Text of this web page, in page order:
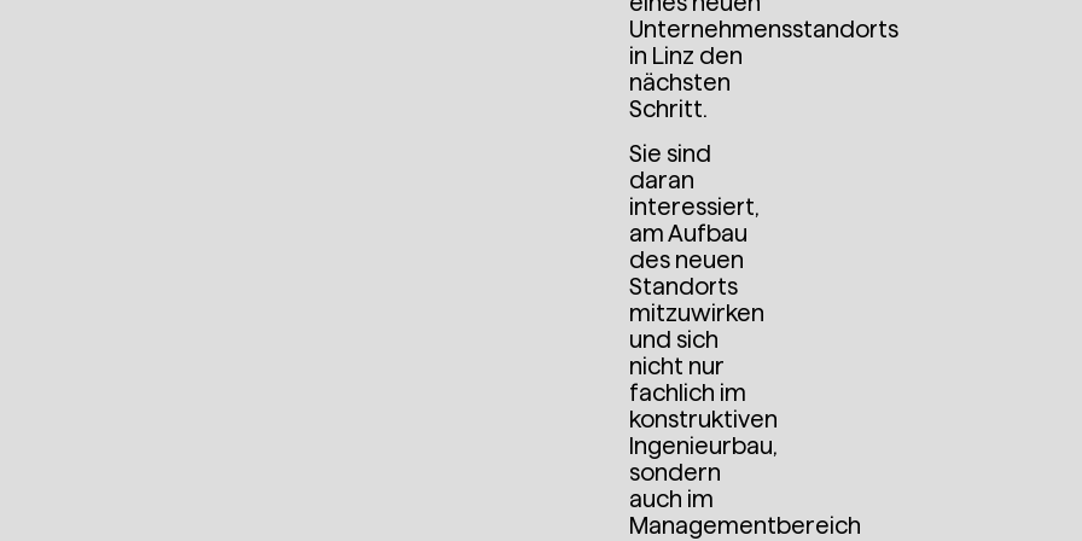
Unternehmensstandorts
in Linz den
nächsten
Schritt.
Sie sind
daran
interessiert,
am Aufbau
des neuen
Standorts
mitzuwirken
und sich
nicht nur
fachlich im
konstruktiven
Ingenieurbau,
sondern
auch im
Managementbereich